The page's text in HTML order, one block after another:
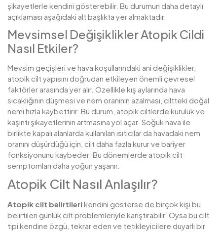
şikayetlerle kendini gösterebilir. Bu durumun daha detaylı
açıklaması aşağıdaki alt başlıkta yer almaktadır.
Mevsimsel Değişiklikler Atopik Cildi
Nasıl Etkiler?
Mevsim geçişleri ve hava koşullarındaki ani değişiklikler,
atopik cilt yapısını doğrudan etkileyen önemli çevresel
faktörler arasında yer alır. Özellikle kış aylarında hava
sıcaklığının düşmesi ve nem oranının azalması, ciltteki doğal
nemi hızla kaybettirir. Bu durum, atopik ciltlerde kuruluk ve
kaşıntı şikayetlerinin artmasına yol açar. Soğuk hava ile
birlikte kapalı alanlarda kullanılan ısıtıcılar da havadaki nem
oranını düşürdüğü için, cilt daha fazla kurur ve bariyer
fonksiyonunu kaybeder. Bu dönemlerde atopik cilt
semptomları daha yoğun yaşanır.
Atopik Cilt Nasıl Anlaşılır?
Atopik cilt belirtileri kendini gösterse de birçok kişi bu
belirtileri günlük cilt problemleriyle karıştırabilir. Oysa bu cilt
tipi kendine özgü, tekrar eden ve tetikleyicilere duyarlı bir